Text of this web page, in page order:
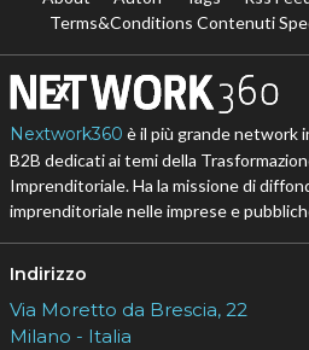
Terms&Conditions Contenuti
Nextwork360 è il più grande network
B2B dedicati ai temi della
Imprenditoriale. Ha la missione di
imprenditoriale nelle imprese e
Indirizzo
Via Moretto da Brescia, 22
Milano - Italia